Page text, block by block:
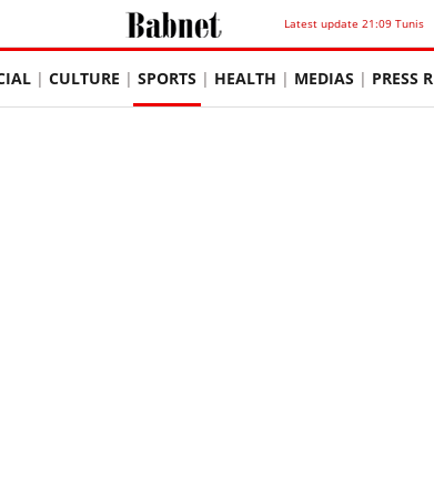
Latest update 21:09 Tunis
CULTURE SPORTS HEALTH MEDIAS PRESS R